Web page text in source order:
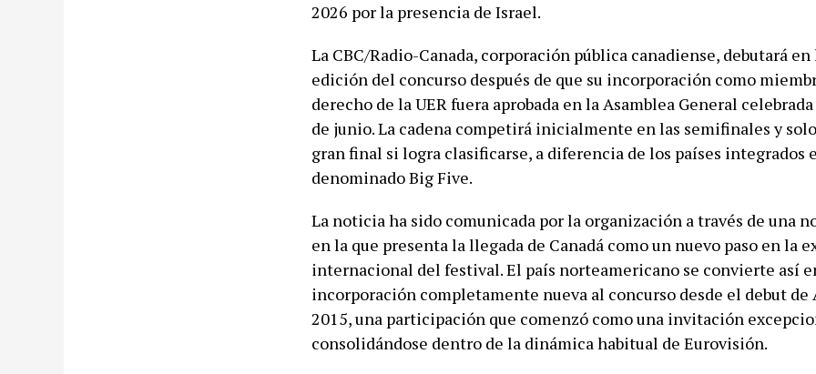
2026 por la presencia de Israel.
La CBC/Radio-Canada, corporación pública canadiense, debutará
edición del concurso después de que su incorporación como
derecho de la UER fuera aprobada en la Asamblea General
de junio. La cadena competirá inicialmente en las semifinales y
gran final si logra clasificarse, a diferencia de los países integrados
denominado Big Five.
La noticia ha sido comunicada por la organización a través de una
en la que presenta la llegada de Canadá como un nuevo paso en la
internacional del festival. El país norteamericano se convierte así
incorporación completamente nueva al concurso desde el debut de
2015, una participación que comenzó como una invitación
consolidándose dentro de la dinámica habitual de Eurovisión.